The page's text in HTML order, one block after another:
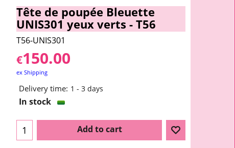
Tête de poupée Bleuette
UNIS301 yeux verts - T56
T56-UNIS301
€150.00
ex Shipping
Delivery time: 1 - 3 days
In stock
Add to cart